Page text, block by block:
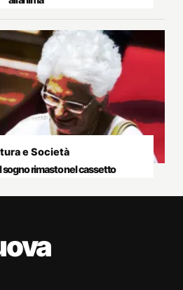
e Società
sogno rimasto nel cassetto